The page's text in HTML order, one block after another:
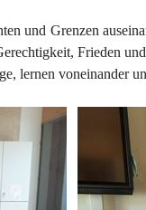
und Grenzen
Frieden
lernen voneinander